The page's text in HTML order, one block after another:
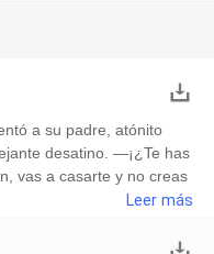
a su padre, atónito
desatino. —¡¿Te has
vas a casarte y no creas
Todo este tiempo he
verte en los tabloides
Leer más